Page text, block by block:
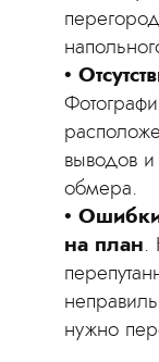
выводов
обмера.
на план.
нужно